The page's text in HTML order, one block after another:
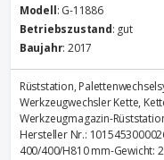
Modell: G-11886
Betriebszustand: gut
Baujahr: 2017
Rüststation,
Werkzeugwechsler Kette,
Werkzeugmagazin-
Hersteller Nr.:
400/400/H810 mm-Gewicht: